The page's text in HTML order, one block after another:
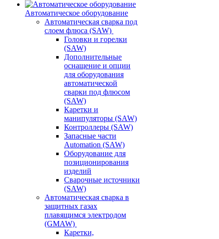
Автоматическое оборудование
Автоматическая сварка под
слоем флюса (SAW)
Головки и горелки
(SAW)
Дополнительные
оснащение и опции
для оборудования
автоматической
сварки под флюсом
(SAW)
Каретки и
манипуляторы (SAW)
Контроллеры (SAW)
Запасные части
Automation (SAW)
Оборудование для
позиционирования
изделий
Сварочные источники
(SAW)
Автоматическая сварка в
защитных газах
плавящимся электродом
(GMAW)
Каретки,